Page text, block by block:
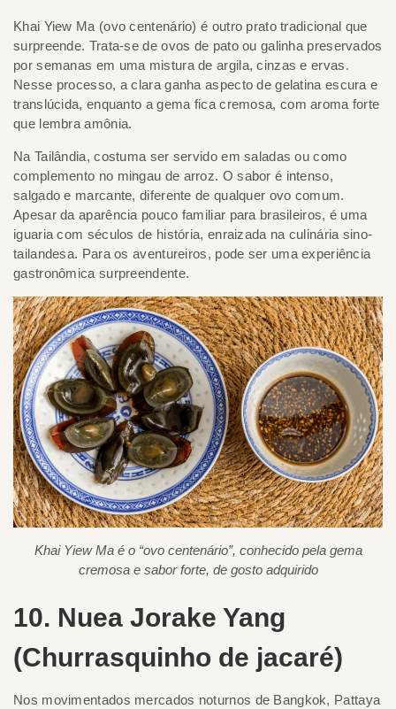
Khai Yiew Ma (ovo centenário) é outro prato tradicional que
surpreende. Trata-se de ovos de pato ou galinha preservados
por semanas em uma mistura de argila, cinzas e ervas.
Nesse processo, a clara ganha aspecto de gelatina escura e
translúcida, enquanto a gema fica cremosa, com aroma forte
que lembra amônia.
Na Tailândia, costuma ser servido em saladas ou como
complemento no mingau de arroz. O sabor é intenso,
salgado e marcante, diferente de qualquer ovo comum.
Apesar da aparência pouco familiar para brasileiros, é uma
iguaria com séculos de história, enraizada na culinária sino-
tailandesa. Para os aventureiros, pode ser uma experiência
gastronômica surpreendente.
Khai Yiew Ma é o “ovo centenário”, conhecido pela gema
cremosa e sabor forte, de gosto adquirido
10. Nuea Jorake Yang
(Churrasquinho de jacaré)
Nos movimentados mercados noturnos de Bangkok, Pattaya